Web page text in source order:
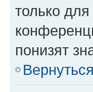
только
понизят